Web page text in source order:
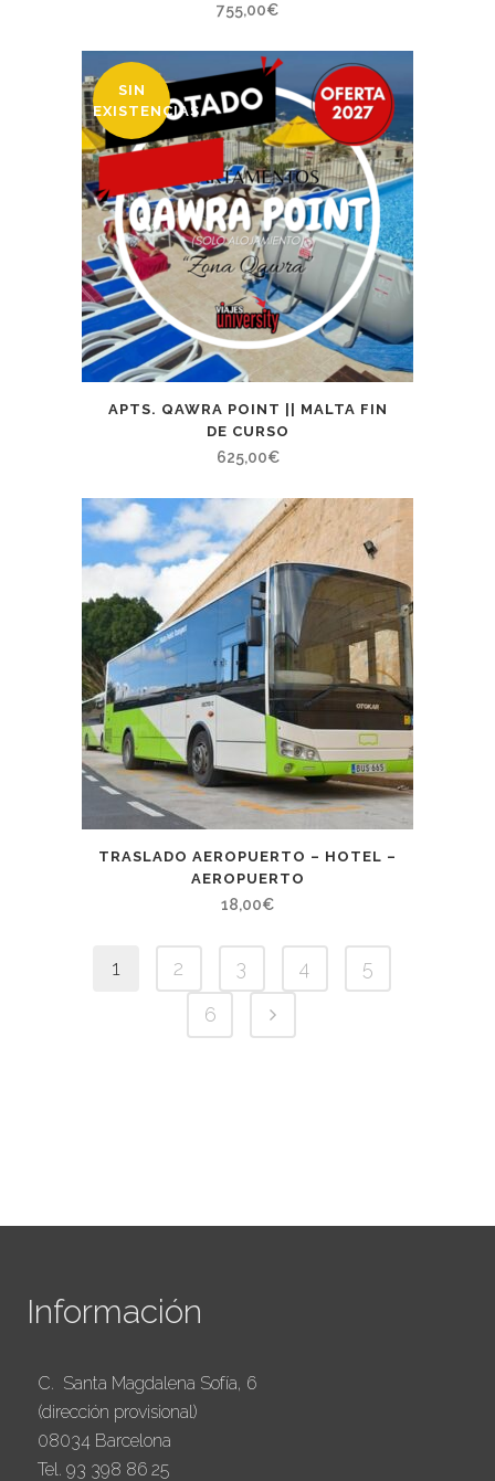
755,00€
SIN
EXISTENCIAS
APTS. QAWRA POINT || MALTA FIN
DE CURSO
625,00€
TRASLADO AEROPUERTO – HOTEL –
AEROPUERTO
18,00€
1 2 3 4
5
6
Información
C. Santa Magdalena Sofía, 6
(dirección provisional)
08034 Barcelona
Tel. 93 398 86 25